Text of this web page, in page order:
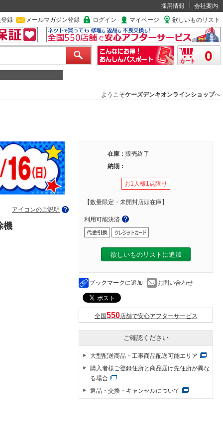
採用情報
会社案内
録 メールマガジン登録 ログイン マイページ 欲しいものリスト
0
ようこそケーズデンキオンラインショップへ
アイコンのご説明
機
在庫： 販売終了
納期：
お1人様1点限り
【数量限定・未開封店頭在庫】
利用可能決済
欲しいものリストに追加
ブックマークに追加 お問い合わせ
全国 店舗で安心アフターサービス
ご確認ください
大型配送商品・工事商品配送可能エリア
購入者様ご登録住所と商品届け先住所が異な
る場合
返品・交換・キャンセルについて